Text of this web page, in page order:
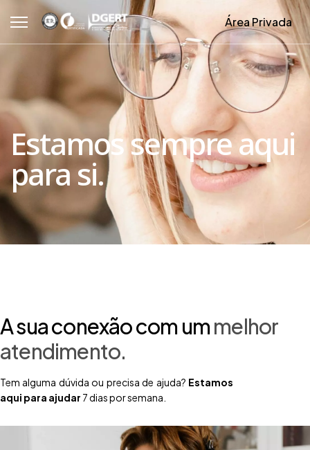
Área Privada
Estamos sempre aqui
para si.
A sua conexão com ummelhor
atendimento.
Tem alguma dúvida ou precisa de ajuda? Estamos
aqui para ajudar 7 dias por semana.